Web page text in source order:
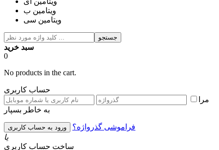
ویتامین ب
ویتامین سی
جستجو
سبد خرید
0
No products in the cart.
حساب کاربری
مرا
به خاطر بسپار
فراموشی گذرواژه؟
یا
ساخت حساب کاربری